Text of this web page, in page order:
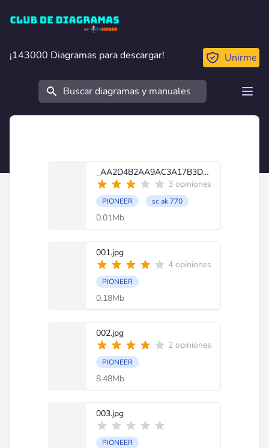
Club de Diagramas
¡143000 Diagramas para descargar!
¡143000 Diagramas para descargar! Unirme
Buscar
_AA2D4B2AA9AC3A17B3DDB9.exe
3 opiniones
PIONEER sc ak 770
0.01Mb
001.jpg
4 opiniones
PIONEER
0.18Mb
002.jpg
2 opiniones
PIONEER
8.48Mb
003.jpg
PIONEER